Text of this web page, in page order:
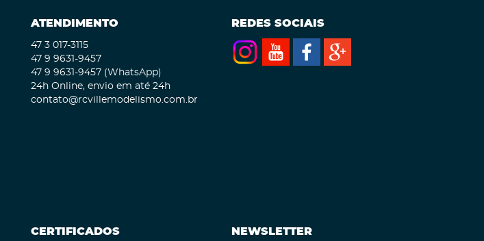
ATENDIMENTO
47 3 017-3115
47 9 9631-9457
47 9 9631-9457 (WhatsApp)
24h Online, envio em até 24h
contato@rcvillemodelismo.com.br
REDES SOCIAIS
CERTIFICADOS NEWSLETTER